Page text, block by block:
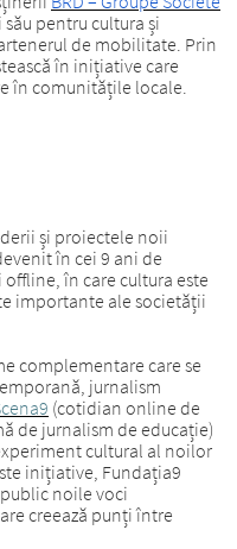
pentru cultura și
de mobilitate. Prin
în inițiative care
în comunitățile locale.
și proiectele noii
în cei 9 ani de
în care cultura este
importante ale societății
complementare care se
jurnalism
(cotidian online de
de jurnalism de educație)
cultural al noilor
inițiative, Fundația9
noile voci
creează punți între